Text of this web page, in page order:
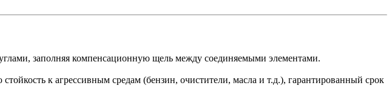
заполняя компенсационную щель между соединяемыми элементами.
к агрессивным средам (бензин, очистители, масла и т.д.), гарантированный срок